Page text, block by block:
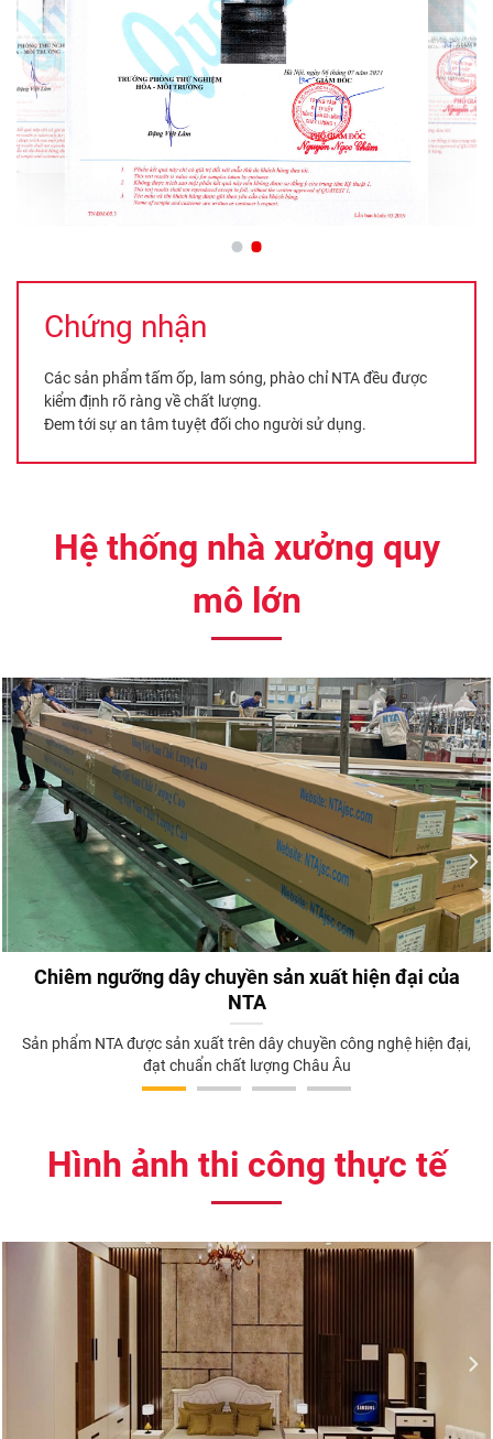
Chứng nhận
Các sản phẩm tấm ốp, lam sóng, phào chỉ NTA đều được
kiểm định rõ ràng về chất lượng.
Đem tới sự an tâm tuyệt đối cho người sử dụng.
Hệ thống nhà xưởng quy
mô lớn
Chiêm ngưỡng dây chuyền sản xuất hiện đại của
NTA
Sản phẩm NTA được sản xuất trên dây chuyền công nghệ hiện đại,
đạt chuẩn chất lượng Châu Âu
Hình ảnh thi công thực tế